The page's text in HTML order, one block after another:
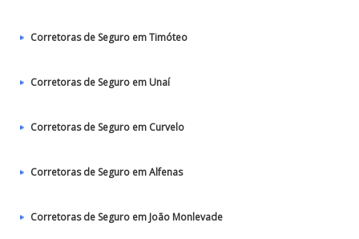
Corretoras de Seguro em Timóteo
Corretoras de Seguro em Unaí
Corretoras de Seguro em Curvelo
Corretoras de Seguro em Alfenas
Corretoras de Seguro em João Monlevade